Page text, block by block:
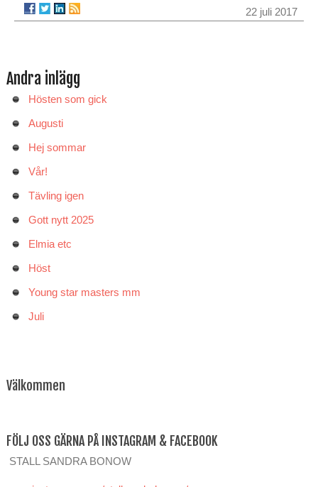
22 juli 2017
Andra inlägg
Hösten som gick
Augusti
Hej sommar
Vår!
Tävling igen
Gott nytt 2025
Elmia etc
Höst
Young star masters mm
Juli
Välkommen
FÖLJ OSS GÄRNA PÅ INSTAGRAM & FACEBOOK
STALL SANDRA BONOW